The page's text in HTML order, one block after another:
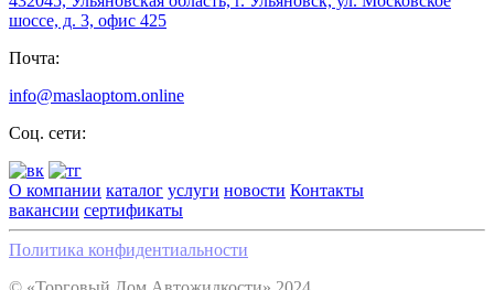
шоссе, д. 3, офис 425
Почта:
info@maslaoptom.online
Соц. сети:
О компании каталог услуги новости Контакты
вакансии сертификаты
Политика конфидентиальности